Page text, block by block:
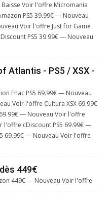
Voir l'offre Micromania
PS5 39.99€ — Nouveau
Voir l'offre Just for Game
PS5 39.99€ — Nouveau
Atlantis - PS5 / XSX -
Fnac PS5 69.99€ — Nouveau
Voir l'offre Cultura XSX 69.99€
— Nouveau Voir l'offre
l'offre cDiscount PS5 69.99€ —
69.99€ — Nouveau Voir l'offre
449€
449€ — Nouveau Voir l'offre